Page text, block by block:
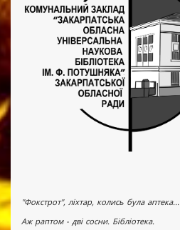
"Фокстрот", ліхтар, колись була аптека...
Аж раптом - дві сосни. Бібліотека.